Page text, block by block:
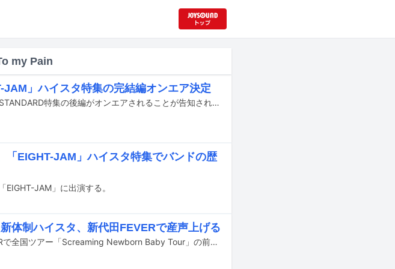
my Pain
」ハイスタ特集の完結編オンエア決定
4月19日にテレビ朝日系「EIGHT-JAM」で、Hi-STANDARD特集の後編がオンエアされることが告知された。
「EIGHT-JAM」ハイスタ特集でバンドの歴
JAM」に出演する。
体制ハイスタ、新代田FEVERで産声上げる
Hi-STANDARDが12月23日に東京・新代田FEVERで全国ツアー「Screaming Newborn Baby Tour」の前哨戦となる公演「Pre-Show」を開催。本公演にはキャパシティ約300人に対して3万件弱の応募があり、倍率100倍近くのチケットを手に入れた運のいいファンたちが集結した。